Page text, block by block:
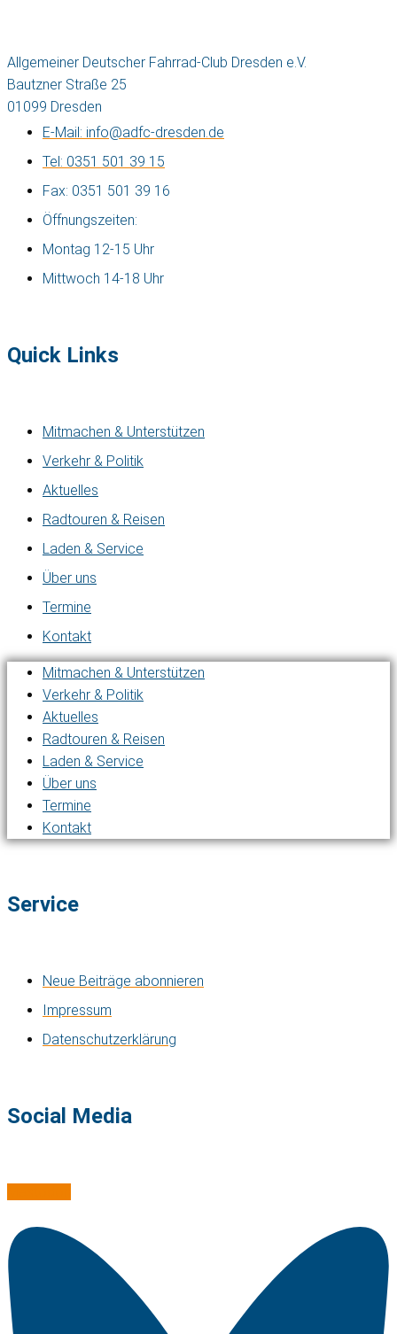
Allgemeiner Deutscher Fahrrad-Club Dresden e.V.
Bautzner Straße 25
01099 Dresden
E-Mail: info@adfc-dresden.de
Tel: 0351 501 39 15
Fax: 0351 501 39 16
Öffnungszeiten:
Montag 12-15 Uhr
Mittwoch 14-18 Uhr
Quick Links
Mitmachen & Unterstützen
Verkehr & Politik
Aktuelles
Radtouren & Reisen
Laden & Service
Über uns
Termine
Kontakt
Mitmachen & Unterstützen
Verkehr & Politik
Aktuelles
Radtouren & Reisen
Laden & Service
Über uns
Termine
Kontakt
Service
Neue Beiträge abonnieren
Impressum
Datenschutzerklärung
Social Media